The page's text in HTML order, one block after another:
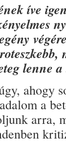
íve
lenne
ahogy
a
arra,